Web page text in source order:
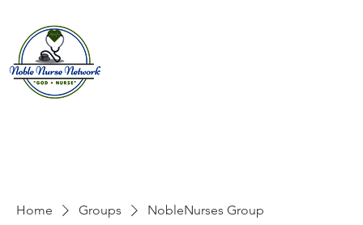
Home Groups NobleNurses Group